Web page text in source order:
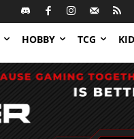
HOBBY TCG